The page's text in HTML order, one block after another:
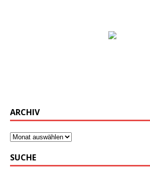
ARCHIV
SUCHE